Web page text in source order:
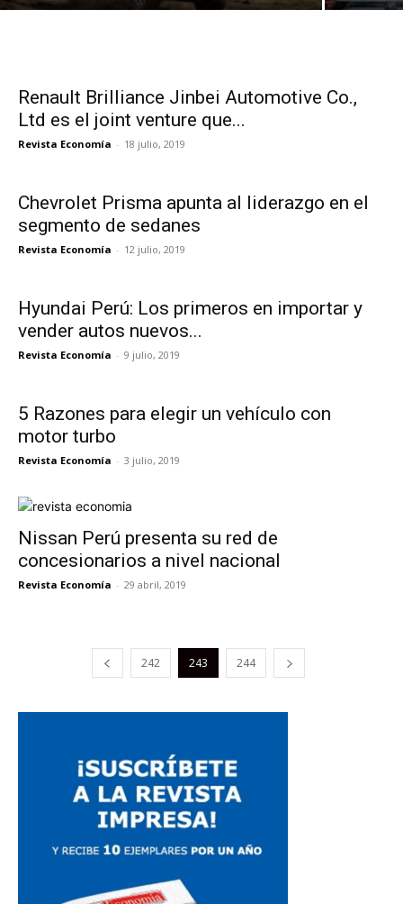
Renault Brilliance Jinbei Automotive Co.,
Ltd es el joint venture que...
Revista Economía - 18 julio, 2019
Chevrolet Prisma apunta al liderazgo en el
segmento de sedanes
Revista Economía - 12 julio, 2019
Hyundai Perú: Los primeros en importar y
vender autos nuevos...
Revista Economía - 9 julio, 2019
5 Razones para elegir un vehículo con
motor turbo
Revista Economía - 3 julio, 2019
Nissan Perú presenta su red de
concesionarios a nivel nacional
Revista Economía - 29 abril, 2019
242 243 244